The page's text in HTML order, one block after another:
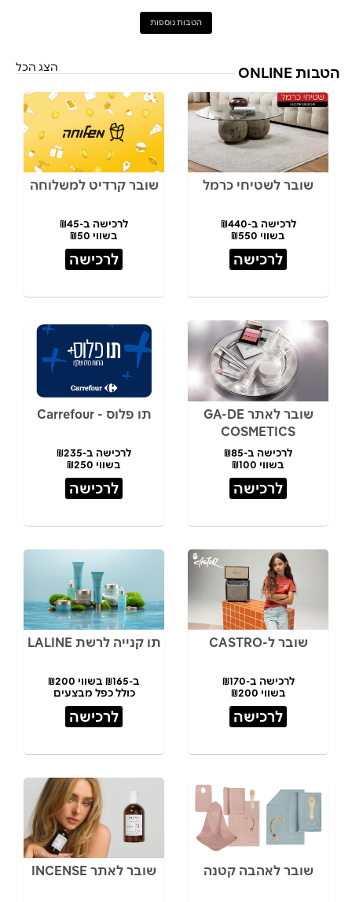
הטבות נוספות
הטבות ONLINE הצג הכל
שובר לשטיחי כרמל
לרכישה ב-₪440
בשווי ₪550
לרכישה
שובר קרדיט למשלוחה
לרכישה ב-₪45
בשווי ₪50
לרכישה
שובר לאתר GA-DE
COSMETICS
לרכישה ב-₪85
בשווי ₪100
לרכישה
תו פלוס - Carrefour
לרכישה ב-₪235
בשווי ₪250
לרכישה
שובר ל-CASTRO
לרכישה ב-₪170
בשווי ₪200
לרכישה
תו קנייה לרשת LALINE
ב-₪165 בשווי ₪200
כולל כפל מבצעים
לרכישה
שובר לאהבה קטנה שובר לאתר INCENSE